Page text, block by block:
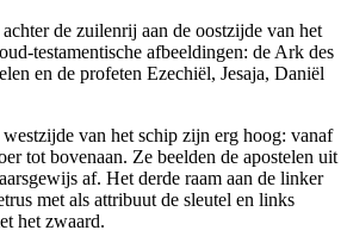
de zuilenrij aan de oostzijde van het
testamentische afbeeldingen: de Ark des
en de profeten Ezechiël, Jesaja, Daniël
westzijde van het schip zijn erg hoog: vanaf
tot bovenaan. Ze beelden de apostelen uit
af. Het derde raam aan de linker
met als attribuut de sleutel en links
het zwaard.